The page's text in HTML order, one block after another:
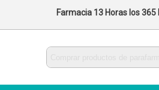
Farmacia 13 Horas los